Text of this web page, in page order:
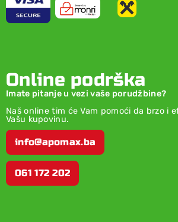
Online podrška
Imate pitanje u vezi vaše porudžbine?
Naš online tim će Vam pomoći da brzo i
Vašu kupovinu.
info@apomax.ba
061 172 202